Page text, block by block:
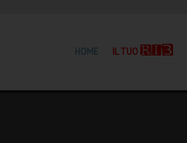
HOME IL TUO RIB